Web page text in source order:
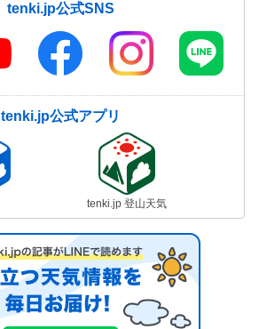
tenki.jp公式SNS
tenki.jp公式アプリ
tenki.jp 登山天気